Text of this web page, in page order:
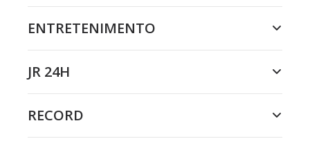
ENTRETENIMENTO
JR 24H
RECORD